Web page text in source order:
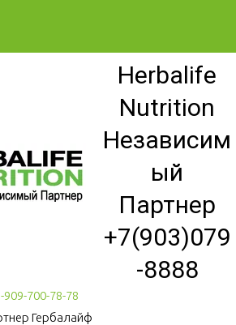
Herbalife
Nutrition
Независим
ый
Партнер
+7(903)079
-8888
909-700-78-78
Гербалайф